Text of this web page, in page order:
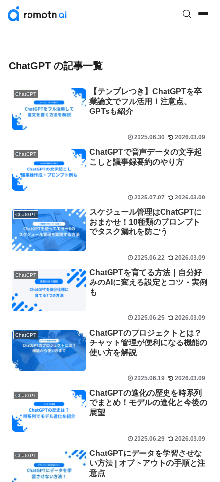
ChatGPT の記事一覧
ChatGPT
【テンプレつき】ChatGPTを卒
業論文でフル活用！注意点、
GPTsも紹介
2025.06.30 2026.03.09
ChatGPT
ChatGPTで音声データの文字起
こしと議事録要約のやり方
2025.07.07 2026.03.09
ChatGPT
スケジュール管理はChatGPTに
おまかせ！10種類のプロンプト
でタスク漏れを防ごう
2025.06.22 2026.03.09
ChatGPT
ChatGPTを育てる方法｜自分好
みのAIに変える設定とコツ・実例
も
2025.06.25 2026.03.09
ChatGPT
ChatGPTのプロジェクトとは？
チャット管理が便利になる機能の
使い方を解説
2025.06.19 2026.03.09
ChatGPT
ChatGPTの進化の歴史を時系列
でまとめ！モデルの進化と今後の
展望
2025.06.29 2026.03.09
ChatGPT
ChatGPTにデータを学習させな
い方法 | オプトアウトの手順と注
意点